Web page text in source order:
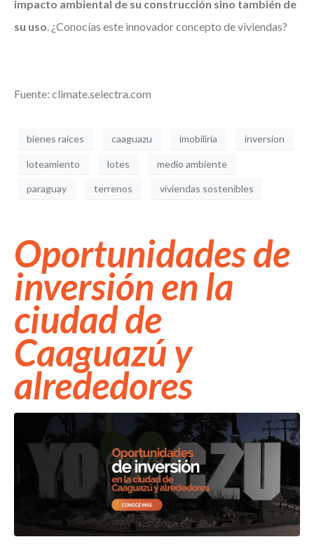
impacto ambiental de su construcción sino también de
su uso. ¿Conocías este innovador concepto de viviendas?
Fuente: climate.selectra.com
bienes raices caaguazu imobiliria inversion
loteamiento lotes medio ambiente
paraguay terrenos viviendas sostenibles
Oportunidades de
inversión en la
ciudad de
Caaguazú y
alrededores